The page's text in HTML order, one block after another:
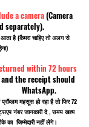
a camera(Camera
separately).
है (कैमरा चाहिए तो अलग से
within 72 hours
the receipt should
WhatsApp.
महसूस हो रहा है तो फिर 72
नंबर जानकारी दे , समय खत्म
जिम्मेदारी नहीं लेंगे।